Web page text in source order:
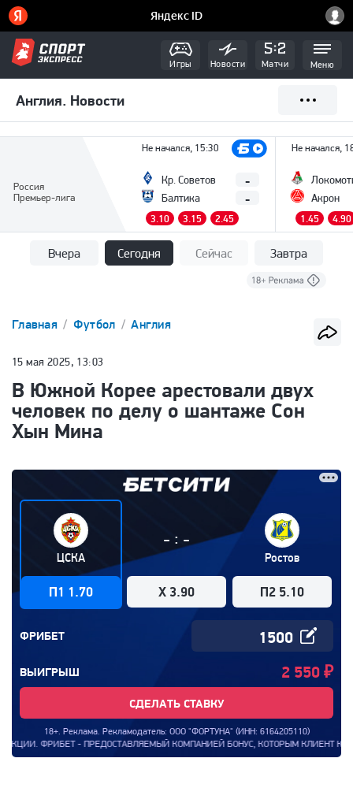
Игры Новости Матчи Меню
Англия. Новости
Россия
Премьер-лига
Не начался, 15:30
Кр. Советов
Балтика
-
-
3.10 3.15 2.45
Не начался,
Акрон
1.45 4.90
Вчера Сегодня Сейчас Завтра
Главная Футбол Англия
15 мая 2025, 13:03
В Южной Корее арестовали двух
человек по делу о шантаже Сон
Хын Мина
ЦСКА
П1 1.70
- : -
X 3.90
Ростов
П2 5.10
ФРИБЕТ
ВЫИГРЫШ 2 550 ₽
СДЕЛАТЬ СТАВКУ
18+. Реклама. Рекламодатель: ООО "ФОРТУНА" (ИНН: 6164205110)
- ПРЕДОСТАВЛЯЕМЫЙ КОМПАНИЕЙ БОНУС, КОТОРЫМ КЛИЕНТ КОМПАНИИ